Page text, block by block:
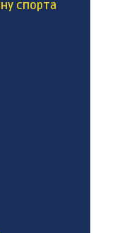
спорта